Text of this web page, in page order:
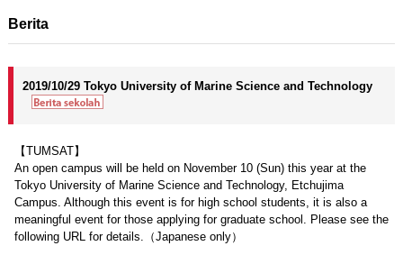
Berita
2019/10/29 Tokyo University of Marine Science and Technology
【TUMSAT】
An open campus will be held on November 10 (Sun) this year at the
Tokyo University of Marine Science and Technology, Etchujima
Campus. Although this event is for high school students, it is also a
meaningful event for those applying for graduate school. Please see the
following URL for details.（Japanese only）